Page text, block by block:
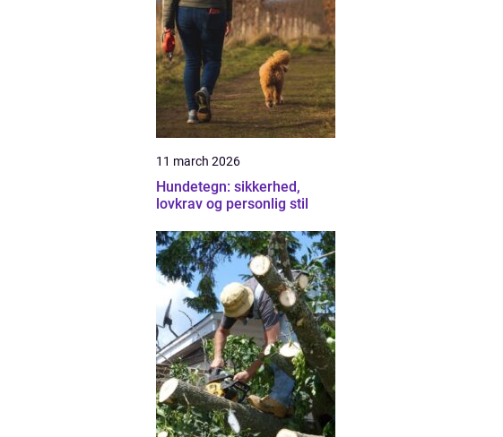
11 march 2026
Hundetegn: sikkerhed,
lovkrav og personlig stil